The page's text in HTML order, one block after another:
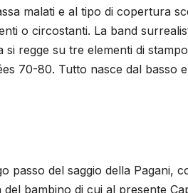
malati e al tipo di copertura
o circostanti. La band
regge su tre elementi di
70-80. Tutto nasce dal basso
passo del saggio della Pagani,
bambino di cui al presente